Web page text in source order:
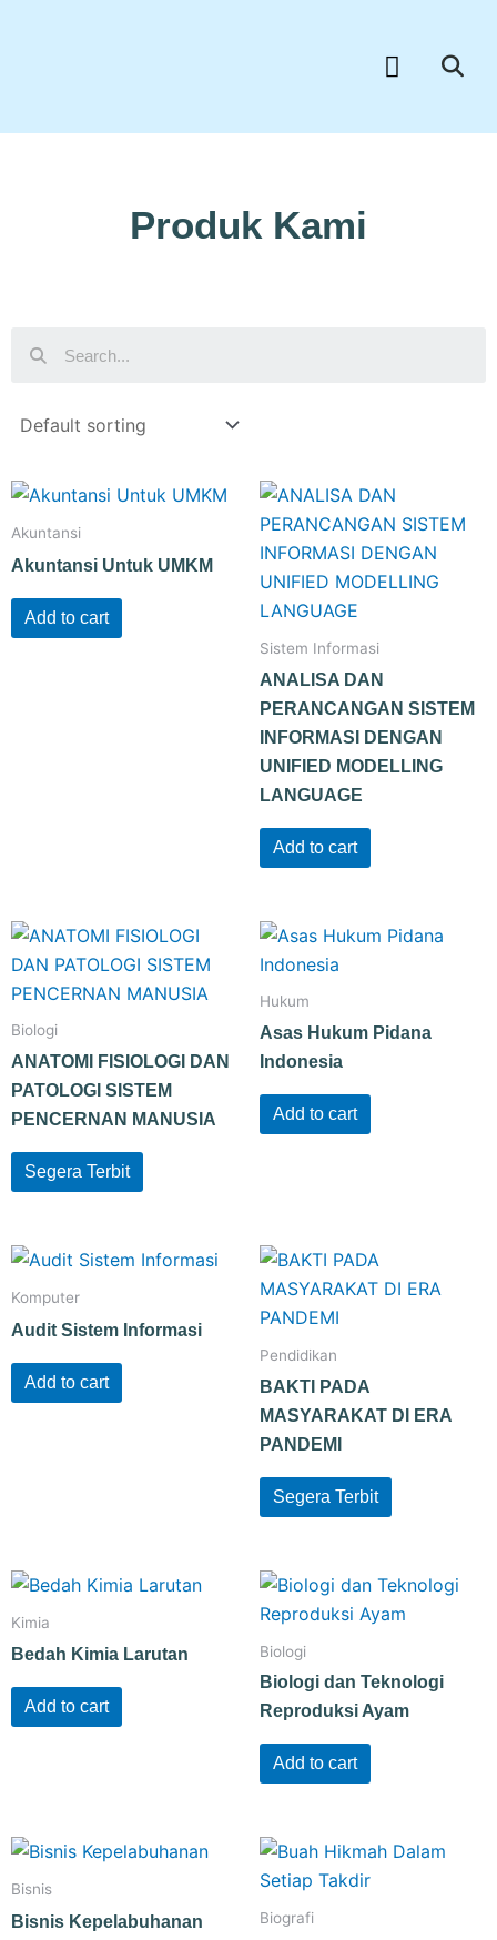
Menu
Produk Kami
Akuntansi
Akuntansi Untuk UMKM
Add to cart
Sistem Informasi
ANALISA DAN
PERANCANGAN SISTEM
INFORMASI DENGAN
UNIFIED MODELLING
LANGUAGE
Add to cart
Biologi
ANATOMI FISIOLOGI DAN
PATOLOGI SISTEM
PENCERNAN MANUSIA
Segera Terbit
Hukum
Asas Hukum Pidana
Indonesia
Add to cart
Komputer
Audit Sistem Informasi
Add to cart
Pendidikan
BAKTI PADA
MASYARAKAT DI ERA
PANDEMI
Segera Terbit
Kimia
Bedah Kimia Larutan
Add to cart
Biologi
Biologi dan Teknologi
Reproduksi Ayam
Add to cart
Bisnis
Bisnis Kepelabuhanan Biografi